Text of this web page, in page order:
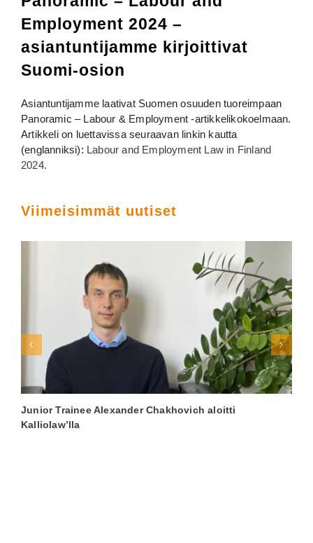
Employment 2024 –
asiantuntijamme kirjoittivat
Suomi-osion
Asiantuntijamme laativat Suomen osuuden tuoreimpaan
Panoramic – Labour & Employment -artikkelikokoelmaan.
Artikkeli on luettavissa seuraavan linkin kautta
(englanniksi): Labour and Employment Law in Finland
2024.
Viimeisimmät uutiset
Junior Trainee Alexander Chakhovich aloitti
Kalliolaw’lla